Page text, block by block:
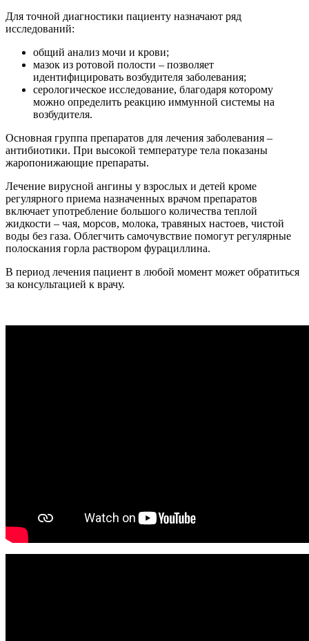
Для точной диагностики пациенту назначают ряд
исследований:
общий анализ мочи и крови;
мазок из ротовой полости – позволяет
идентифицировать возбудителя заболевания;
серологическое исследование, благодаря которому
можно определить реакцию иммунной системы на
возбудителя.
Основная группа препаратов для лечения заболевания –
антибиотики. При высокой температуре тела показаны
жаропонижающие препараты.
Лечение вирусной ангины у взрослых и детей кроме
регулярного приема назначенных врачом препаратов
включает употребление большого количества теплой
жидкости – чая, морсов, молока, травяных настоев, чистой
воды без газа. Облегчить самочувствие помогут регулярные
полоскания горла раствором фурациллина.
В период лечения пациент в любой момент может обратиться
за консультацией к врачу.